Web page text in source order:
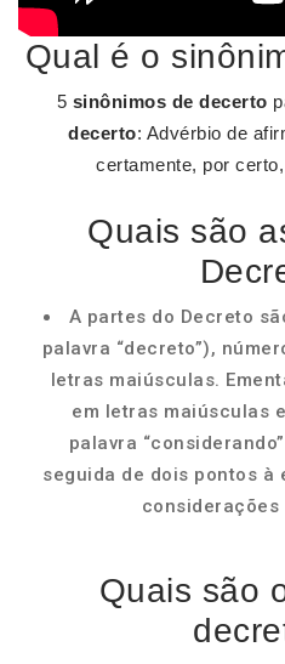
Qual é o
5 sinônimos de decerto
decerto: Advérbio de
certamente, por
Quais são
A partes do Decreto
palavra “decreto”),
letras maiúsculas.
em letras maiúsculas
palavra
seguida de dois pontos à
considerações
Quais são